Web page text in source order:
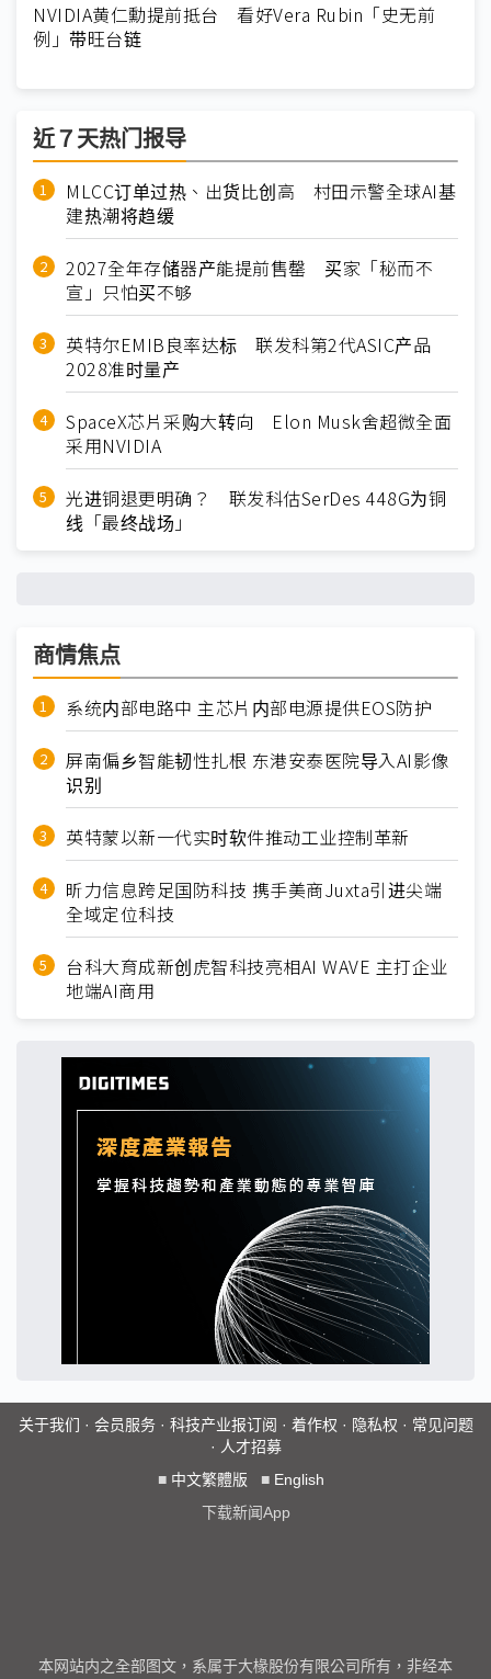
NVIDIA黄仁勳提前抵台 看好Vera Rubin「史无前
例」带旺台链
近７天热门报导
MLCC订单过热、出货比创高 村田示警全球AI基
建热潮将趋缓
2027全年存储器产能提前售罄 买家「秘而不
宣」只怕买不够
英特尔EMIB良率达标 联发科第2代ASIC产品
2028准时量产
SpaceX芯片采购大转向 Elon Musk舍超微全面
采用NVIDIA
光进铜退更明确？ 联发科估SerDes 448G为铜
线「最终战场」
商情焦点
系统内部电路中 主芯片内部电源提供EOS防护
屏南偏乡智能韧性扎根 东港安泰医院导入AI影像
识别
英特蒙以新一代实时软件推动工业控制革新
昕力信息跨足国防科技 携手美商Juxta引进尖端
全域定位科技
台科大育成新创虎智科技亮相AI WAVE 主打企业
地端AI商用
关于我们 · 会员服务· 科技产业报订阅 · 着作权 · 隐私权 · 常见问题
· 人才招募
■ 中文繁體版 ■ English
下载新闻App
本网站内之全部图文，系属于大椽股份有限公司所有，非经本